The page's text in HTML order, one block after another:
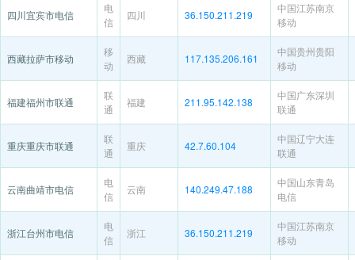
四川宜宾市电信
电
信
四川 36.150.211.219
中国江苏南京
移动
西藏拉萨市移动
移
动
西藏 117.135.206.161
中国贵州贵阳
移动
福建福州市联通
联
通
福建 211.95.142.138
中国广东深圳
联通
重庆重庆市联通
联
通
重庆 42.7.60.104
中国辽宁大连
联通
云南曲靖市电信
电
信
云南 140.249.47.188
中国山东青岛
电信
浙江台州市电信
电
信
浙江 36.150.211.219
中国江苏南京
移动